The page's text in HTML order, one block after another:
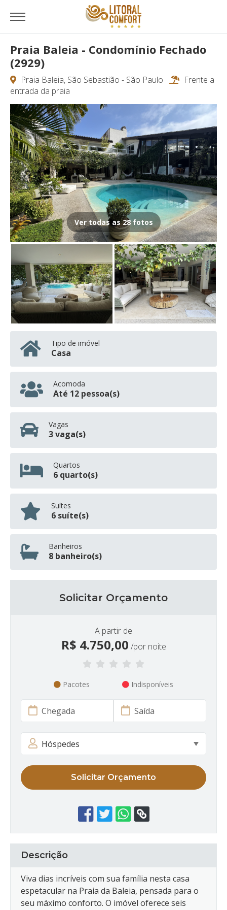
Praia Baleia - Condomínio Fechado
(2929)
Praia Baleia, São Sebastião - São Paulo
Frente a
entrada da praia
Ver todas as 28 fotos
Tipo de imóvel
Casa
Acomoda
Até 12 pessoa(s)
Vagas
3 vaga(s)
Quartos
6 quarto(s)
Suítes
6 suíte(s)
Banheiros
8 banheiro(s)
Solicitar Orçamento
A partir de
R$ 4.750,00 /por noite
Pacotes Indisponíveis
Solicitar Orçamento
Descrição
Viva dias incríveis com sua família nesta casa
espetacular na Praia da Baleia, pensada para o
seu máximo conforto. O imóvel oferece seis